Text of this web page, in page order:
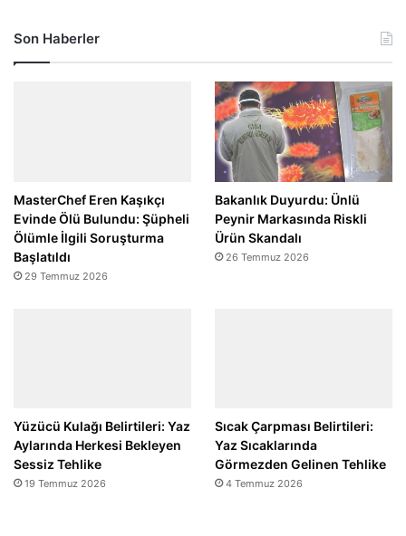
Son Haberler
MasterChef Eren Kaşıkçı
Evinde Ölü Bulundu: Şüpheli
Ölümle İlgili Soruşturma
Başlatıldı
29 Temmuz 2026
Bakanlık Duyurdu: Ünlü
Peynir Markasında Riskli
Ürün Skandalı
26 Temmuz 2026
Yüzücü Kulağı Belirtileri: Yaz
Aylarında Herkesi Bekleyen
Sessiz Tehlike
19 Temmuz 2026
Sıcak Çarpması Belirtileri:
Yaz Sıcaklarında
Görmezden Gelinen Tehlike
4 Temmuz 2026